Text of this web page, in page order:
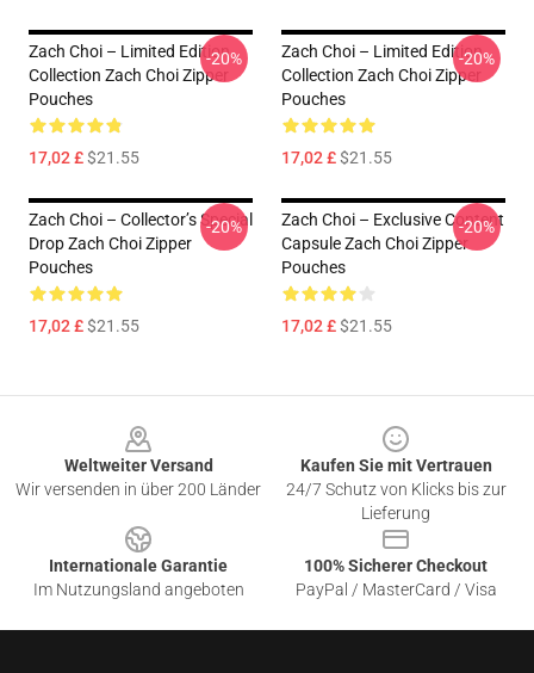
Zach Choi – Limited Edition
Collection Zach Choi Zipper
Pouches
17,02 £$21.55
-20%
Zach Choi – Limited Edition
Collection Zach Choi Zipper
Pouches
17,02 £$21.55
-20%
Zach Choi – Collector’s Special
Drop Zach Choi Zipper
Pouches
17,02 £$21.55
-20%
Zach Choi – Exclusive Content
Capsule Zach Choi Zipper
Pouches
17,02 £$21.55
-20%
Weltweiter Versand
Wir versenden in über 200 Länder
Kaufen Sie mit Vertrauen
24/7 Schutz von Klicks bis zur
Lieferung
Internationale Garantie
Im Nutzungsland angeboten
100% Sicherer Checkout
PayPal / MasterCard / Visa